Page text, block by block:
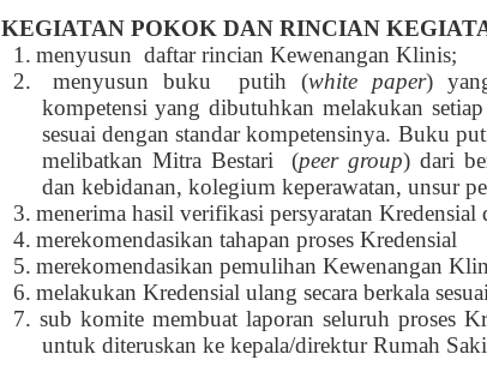
KEGIATAN POKOK DAN RINCIAN
1. menyusun daftar rincian Kewenangan Klinis;
2.
menyusun buku putih (white paper)
kompetensi yang dibutuhkan melakukan
sesuai dengan standar kompetensinya. Buku
melibatkan Mitra Bestari (peer group) dari
dan kebidanan, kolegium keperawatan, unsur
3. menerima hasil verifikasi persyaratan
4. merekomendasikan tahapan proses Kredensial
5. merekomendasikan pemulihan Kewenangan
6. melakukan Kredensial ulang secara berkala
7. sub komite membuat laporan seluruh proses
untuk diteruskan ke kepala/direktur Rumah